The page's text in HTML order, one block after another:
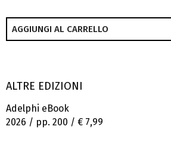
AGGIUNGI AL CARRELLO
ALTRE EDIZIONI
Adelphi eBook
2026 / pp. 200 / € 7,99